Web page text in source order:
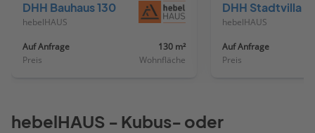
DHH Bauhaus 130
hebelHAUS
Auf Anfrage
Preis
130 m²
Wohnfläche
hebelHAUS
Auf Anfrage
Preis
hebelHAUS - Kubus- oder